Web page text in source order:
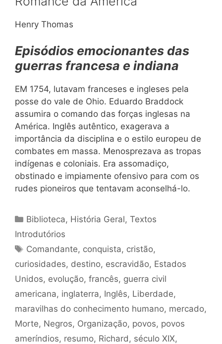
Henry Thomas
Episódios emocionantes das
guerras francesa e indiana
EM 1754, lutavam franceses e ingleses pela
posse do vale de Ohio. Eduardo Braddock
assumira o comando das forças inglesas na
América. Inglês autêntico, exagerava a
importância da disciplina e o estilo europeu de
combates em massa. Menosprezava as tropas
indígenas e coloniais. Era assomadiço,
obstinado e impiamente ofensivo para com os
rudes pioneiros que tentavam aconselhá-lo.
Categorias
Biblioteca, História Geral,Textos
Introdutórios
Tags
Comandante, conquista, cristão,
curiosidades, destino, escravidão, Estados
Unidos, evolução, francês, guerra civil
americana, inglaterra, Inglês, Liberdade,
maravilhas do conhecimento humano, mercado,
Morte, Negros, Organização, povos, povos
ameríndios, resumo, Richard, século XIX,